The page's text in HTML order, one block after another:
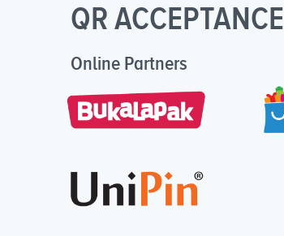
QR ACCEPTANCE
Online Partners